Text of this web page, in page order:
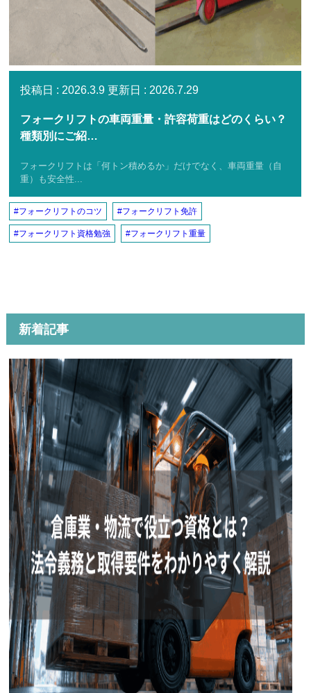
2026.3.9 2026.7.29
フォークリフトの車両重量・許容荷重はどのくらい？
種類別にご紹…
フォークリフトは「何トン積めるか」だけでなく、車両重量（自
重）も安全性...
フォークリフトのコツ フォークリフト免許
フォークリフト資格勉強 フォークリフト重量
新着記事